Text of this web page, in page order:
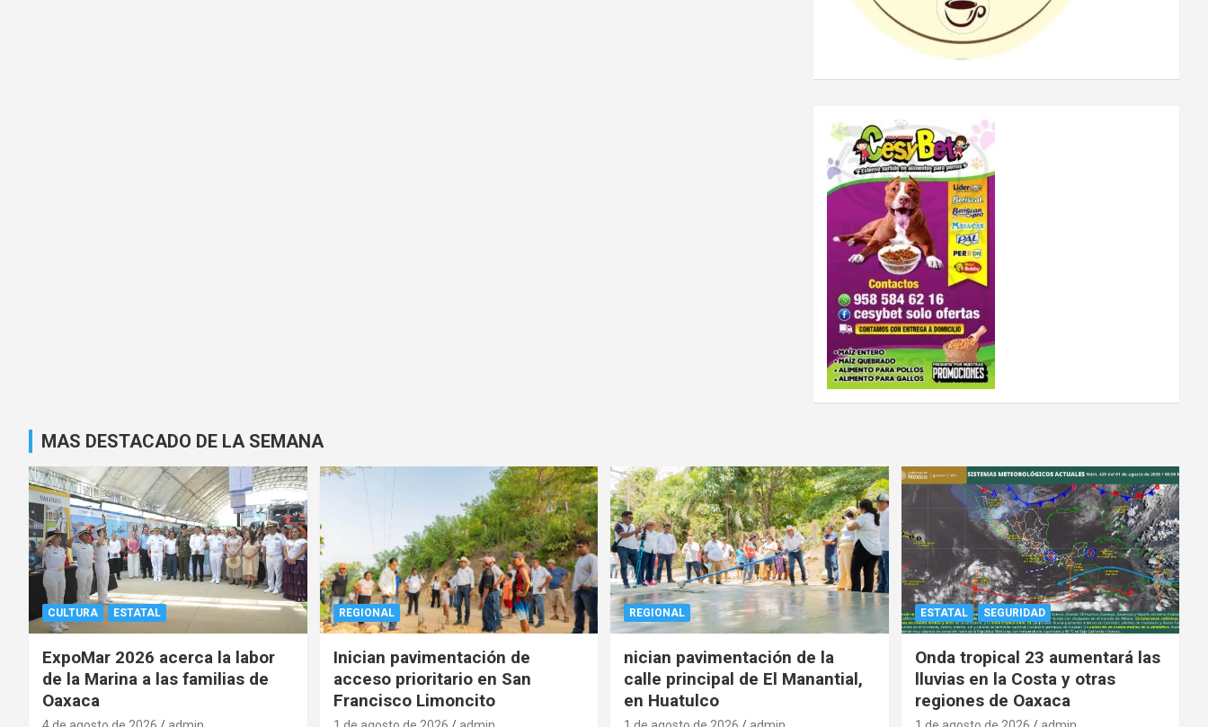
MAS DESTACADO DE LA SEMANA
CULTURA ESTATAL
ExpoMar 2026 acerca la labor
de la Marina a las familias de
Oaxaca
REGIONAL
Inician pavimentación de
acceso prioritario en San
Francisco Limoncito
REGIONAL
nician pavimentación de la
calle principal de El Manantial,
en Huatulco
ESTATAL SEGURIDAD
Onda tropical 23 aumentará las
lluvias en la Costa y otras
regiones de Oaxaca